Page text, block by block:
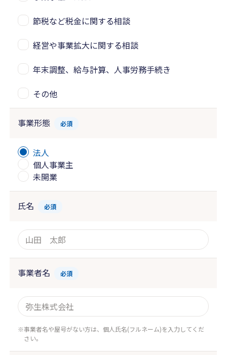
節税など税金に関する相談
経営や事業拡大に関する相談
年末調整、給与計算、人事労務手続き
その他
事業形態 必須
法人
個人事業主
未開業
氏名 必須
事業者名 必須
事業者名や屋号がない方は、個人氏名(フルネーム)を入力してくだ
さい。